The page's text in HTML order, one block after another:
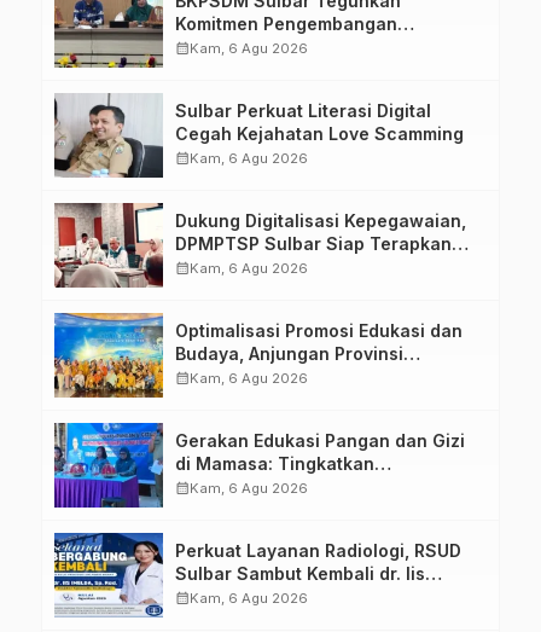
Komitmen Pengembangan
Kompetensi ASN melalui
calendar_monthKam, 6 Agu 2026
Sulbar Perkuat Literasi Digital
Cegah Kejahatan Love Scamming
calendar_monthKam, 6 Agu 2026
Dukung Digitalisasi Kepegawaian,
DPMPTSP Sulbar Siap Terapkan
Aplikasi FLEKSI ASN
calendar_monthKam, 6 Agu 2026
Optimalisasi Promosi Edukasi dan
Budaya, Anjungan Provinsi
Sulawesi Barat Perkuat Kolaborasi
calendar_monthKam, 6 Agu 2026
Gerakan Edukasi Pangan dan Gizi
di Mamasa: Tingkatkan
Pengetahuan dan Keterampilan
calendar_monthKam, 6 Agu 2026
Perkuat Layanan Radiologi, RSUD
Sulbar Sambut Kembali dr. Iis
Imelda, Sp.Rad
calendar_monthKam, 6 Agu 2026